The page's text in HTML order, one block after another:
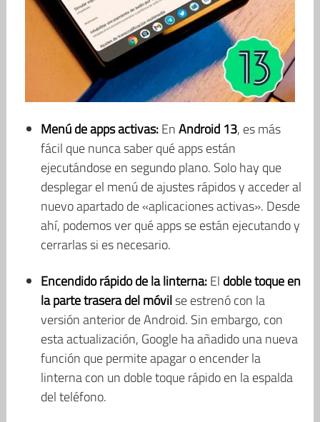
Menú de apps activas:EnAndroid 13, es más
fácil que nunca saber qué apps están
ejecutándose en segundo plano. Solo hay que
desplegar el menú de ajustes rápidos y acceder al
nuevo apartado de «aplicaciones activas». Desde
ahí, podemos ver qué apps se están ejecutando y
cerrarlas si es necesario.
Encendido rápido de la linterna:El doble toque en
la parte trasera del móvilse estrenó con la
versión anterior de Android. Sin embargo, con
esta actualización, Google ha añadido una nueva
función que permite apagar o encender la
linterna con un doble toque rápido en la espalda
del teléfono.